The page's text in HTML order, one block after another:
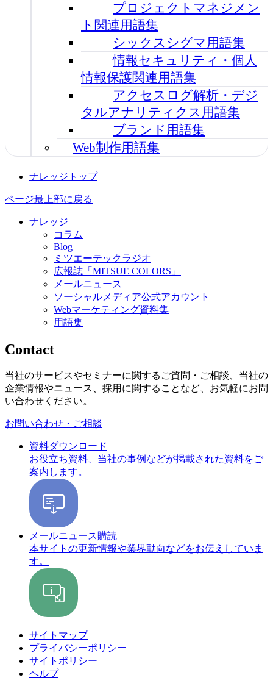
プロジェクトマネジメン
ト関連用語集
シックスシグマ用語集
情報セキュリティ・個人
情報保護関連用語集
アクセスログ解析・デジ
タルアナリティクス用語集
ブランド用語集
Web制作用語集
ナレッジトップ
ページ最上部に戻る
ナレッジ
コラム
Blog
ミツエーテックラジオ
広報誌「MITSUE COLORS」
メールニュース
ソーシャルメディア公式アカウント
Webマーケティング資料集
用語集
Contact
当社のサービスやセミナーに関するご質問・ご相談、当社の
企業情報やニュース、採用に関することなど、お気軽にお問
い合わせください。
お問い合わせ・ご相談
資料ダウンロード
お役立ち資料、当社の事例などが掲載された資料をご
案内します。
メールニュース購読
本サイトの更新情報や業界動向などをお伝えしていま
す。
サイトマップ
プライバシーポリシー
サイトポリシー
ヘルプ